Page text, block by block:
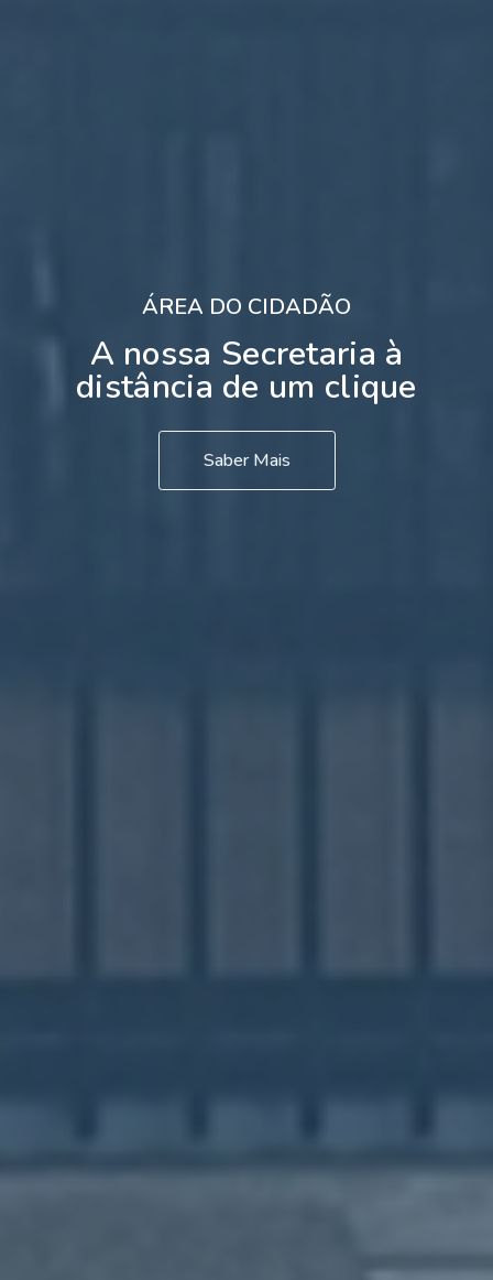
ÁREA DO CIDADÃO
A nossa Secretaria à
distância de um clique
Saber Mais